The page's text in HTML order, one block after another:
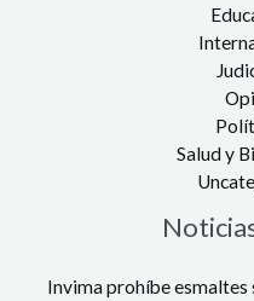
Salud y
Invima prohíbe